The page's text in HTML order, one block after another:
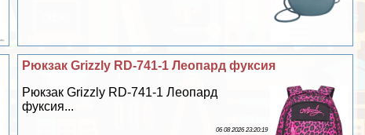
Рюкзак Grizzly RD-741-1 Леопард фуксия
Рюкзак Grizzly RD-741-1 Леопард
фуксия...
06 08 2026 23:20:19